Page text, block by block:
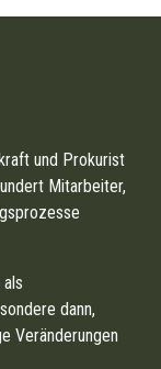
und Prokurist
Mitarbeiter,
dann,
Veränderungen